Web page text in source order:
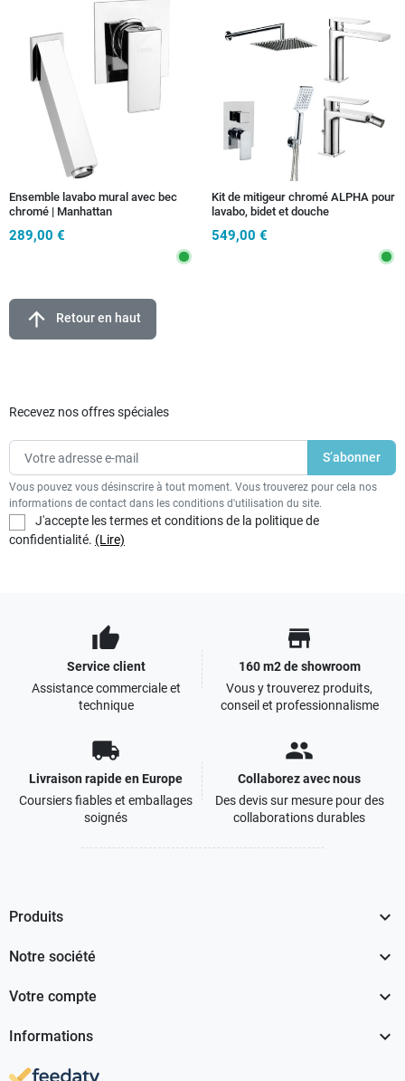
Ensemble lavabo mural avec bec
chromé | Manhattan
289,00 €
Kit de mitigeur chromé ALPHA pour
lavabo, bidet et douche
549,00 €
arrow_upward Retour en haut
Recevez nos offres spéciales
Vous pouvez vous désinscrire à tout moment. Vous trouverez pour cela nos
informations de contact dans les conditions d'utilisation du site.
J'accepte les termes et conditions de la politique de
confidentialité. (Lire)
thumb_up
Service client
Assistance commerciale et
technique
store
160 m2 de showroom
Vous y trouverez produits,
conseil et professionnalisme
local_shipping
Livraison rapide en Europe
Coursiers fiables et emballages
soignés
people
Collaborez avec nous
Des devis sur mesure pour des
collaborations durables
Produits 
Notre société 
Votre compte 
Informations 